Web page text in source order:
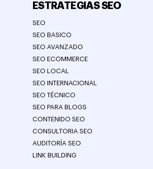
ESTRATEGIAS SEO
SEO
SEO BASICO
SEO AVANZADO
SEO ECOMMERCE
SEO LOCAL
SEO INTERNACIONAL
SEO TÉCNICO
SEO PARA BLOGS
CONTENIDO SEO
CONSULTORIA SEO
AUDITORÍA SEO
LINK BUILDING